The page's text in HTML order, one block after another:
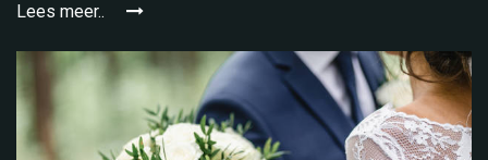
Lees meer..